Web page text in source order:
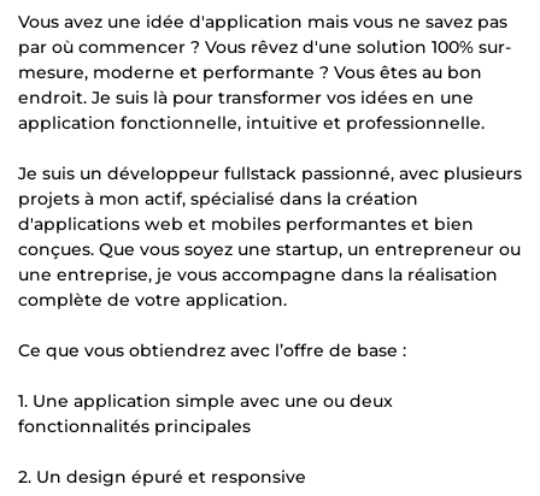
Vous avez une idée d'application mais vous ne savez pas
par où commencer ? Vous rêvez d'une solution 100% sur-
mesure, moderne et performante ? Vous êtes au bon
endroit. Je suis là pour transformer vos idées en une
application fonctionnelle, intuitive et professionnelle.
Je suis un développeur fullstack passionné, avec plusieurs
projets à mon actif, spécialisé dans la création
d'applications web et mobiles performantes et bien
conçues. Que vous soyez une startup, un entrepreneur ou
une entreprise, je vous accompagne dans la réalisation
complète de votre application.
Ce que vous obtiendrez avec l’offre de base :
1. Une application simple avec une ou deux
fonctionnalités principales
2. Un design épuré et responsive